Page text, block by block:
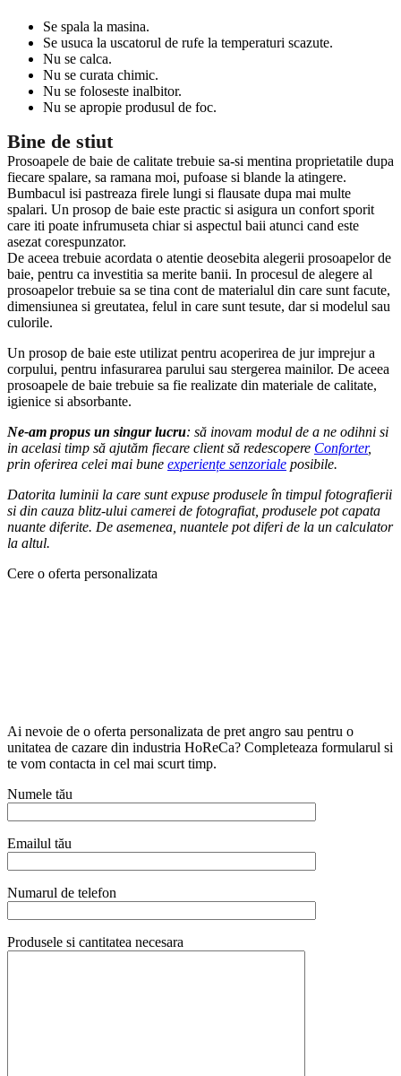
Se spala la masina.
Se usuca la uscatorul de rufe la temperaturi scazute.
Nu se calca.
Nu se curata chimic.
Nu se foloseste inalbitor.
Nu se apropie produsul de foc.
Bine de stiut
Prosoapele de baie de calitate trebuie sa-si mentina proprietatile dupa
fiecare spalare, sa ramana moi, pufoase si blande la atingere.
Bumbacul isi pastreaza firele lungi si flausate dupa mai multe
spalari. Un prosop de baie este practic si asigura un confort sporit
care iti poate infrumuseta chiar si aspectul baii atunci cand este
asezat corespunzator.
De aceea trebuie acordata o atentie deosebita alegerii prosoapelor de
baie, pentru ca investitia sa merite banii. In procesul de alegere al
prosoapelor trebuie sa se tina cont de materialul din care sunt facute,
dimensiunea si greutatea, felul in care sunt tesute, dar si modelul sau
culorile.
Un prosop de baie este utilizat pentru acoperirea de jur imprejur a
corpului, pentru infasurarea parului sau stergerea mainilor. De aceea
prosoapele de baie trebuie sa fie realizate din materiale de calitate,
igienice si absorbante.
Ne-am propus un singur lucru: să inovam modul de a ne odihni si
in acelasi timp să ajutăm fiecare client să redescopere Conforter,
prin oferirea celei mai bune experiențe senzoriale posibile.
Datorita luminii la care sunt expuse produsele în timpul fotografierii
si din cauza blitz-ului camerei de fotografiat, produsele pot capata
nuante diferite. De asemenea, nuantele pot diferi de la un calculator
la altul.
Cere o oferta personalizata
Ai nevoie de o oferta personalizata de pret angro sau pentru o
unitatea de cazare din industria HoReCa? Completeaza formularul si
te vom contacta in cel mai scurt timp.
Numele tău
Emailul tău
Numarul de telefon
Produsele si cantitatea necesara